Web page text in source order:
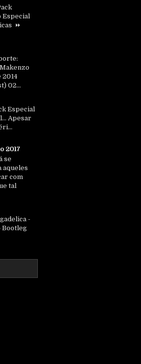
Especial
⏩
2014
02...
Especial
Apesar
2017
se
aqueles
com
tal
-